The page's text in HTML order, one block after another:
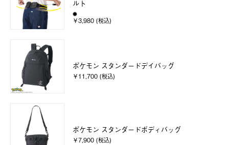
ルト
￥3,980 (税込)
ポケモン スタンダードデイバッグ
￥11,700 (税込)
ポケモン スタンダードボディバッグ
￥7,900 (税込)